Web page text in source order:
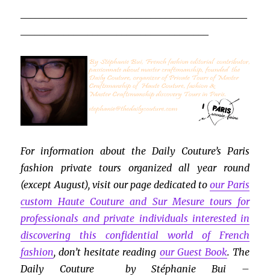
For information about the Daily Couture’s Paris
fashion private tours organized all year round
(except August), visit our page dedicated toour Paris
custom Haute Couture and Sur Mesure tours for
professionals and private individuals interested in
discovering this confidential world of French
fashion, don’t hesitate reading our Guest Book. The
Daily Couture by Stéphanie Bui –